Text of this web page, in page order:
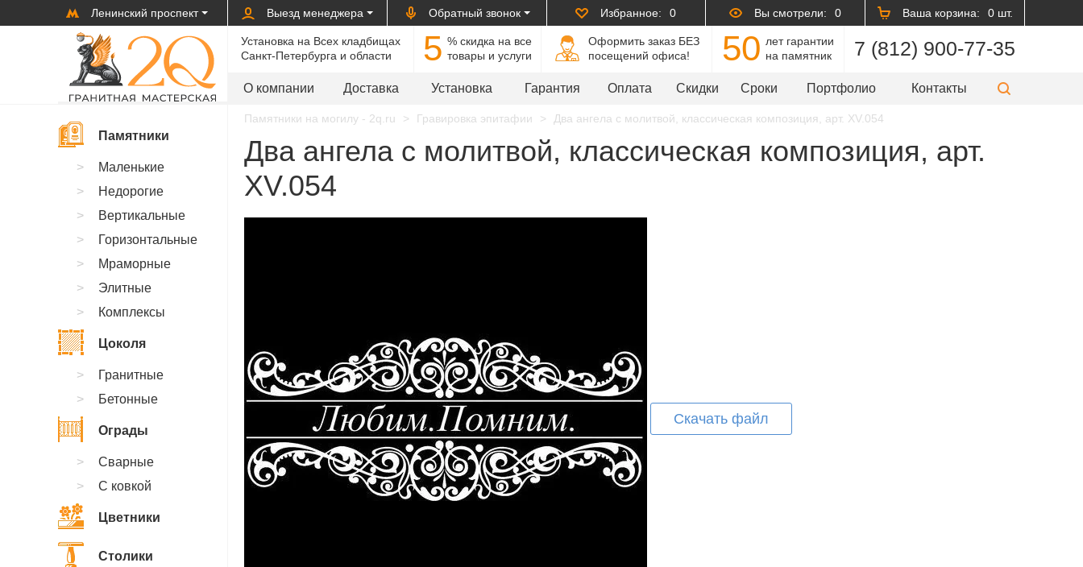
Ленинский проспект Выезд менеджера Обратный звонок Избранное: 0 Вы смотрели: 0 Ваша корзина: 0 шт.
Установка на Всех кладбищах
Санкт-Петербурга и области
5 % cкидка на все
товары и услуги
Оформить заказ БЕЗ
посещений офиса!
50 лет гарантии
на памятник
7 (812) 900-77-35
О компании Доставка Установка Гарантия Оплата Скидки Сроки Портфолио Контакты
Памятники на могилу - 2q.ru Гравировка эпитафии Два ангела с молитвой, классическая композиция, арт. XV.054
Два ангела с молитвой, классическая композиция, арт.
XV.054
Скачать файл
Памятники
Маленькие
Недорогие
Вертикальные
Горизонтальные
Мраморные
Элитные
Комплексы
Цоколя
Гранитные
Бетонные
Ограды
Сварные
С ковкой
Цветники
Столики